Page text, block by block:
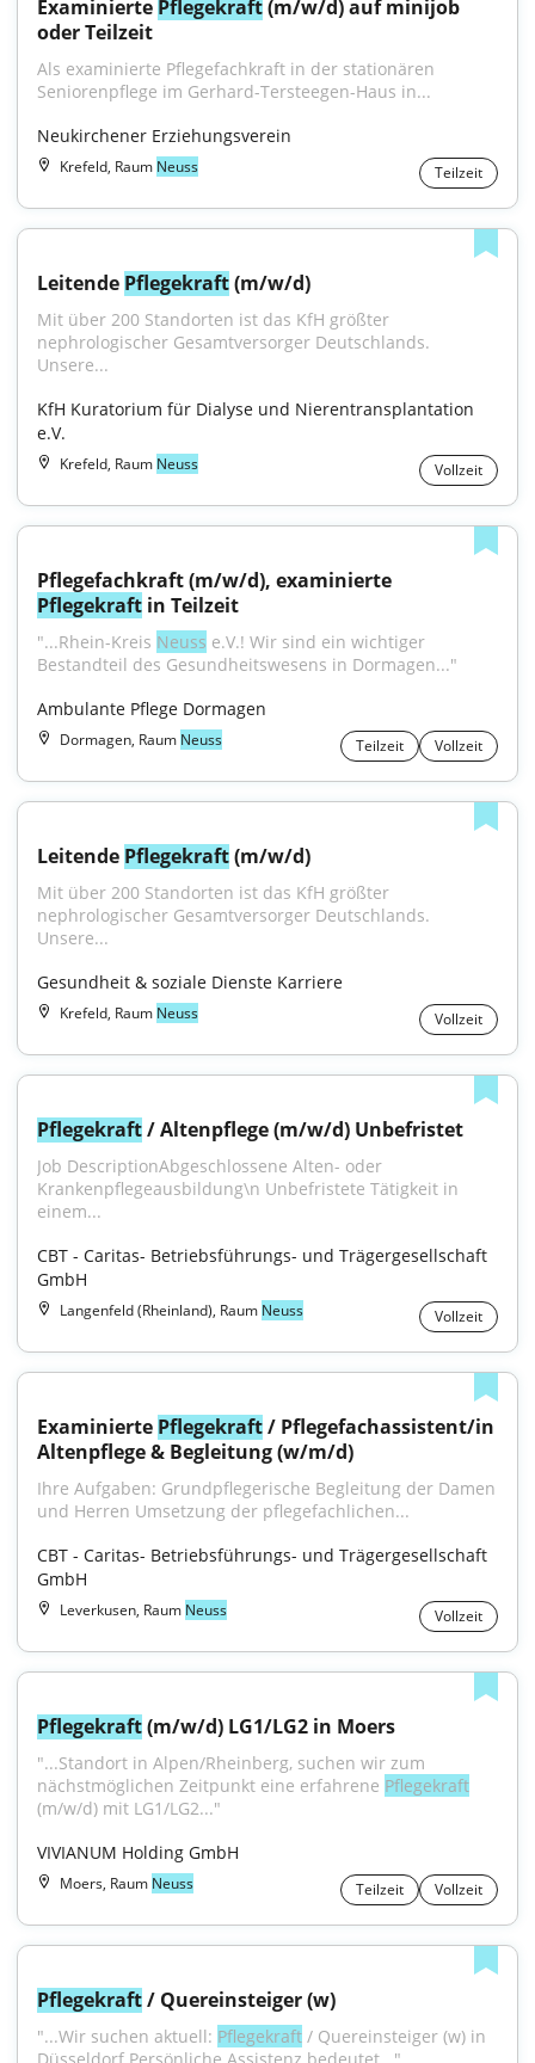
Examinierte Pflegekraft (m/w/d) auf minijob
oder Teilzeit
Als examinierte Pflegefachkraft in der stationären
Seniorenpflege im Gerhard-Tersteegen-Haus in...
Neukirchener Erziehungsverein
Krefeld, Raum Neuss Teilzeit
Leitende Pflegekraft (m/w/d)
Mit über 200 Standorten ist das KfH größter
nephrologischer Gesamtversorger Deutschlands.
Unsere...
KfH Kuratorium für Dialyse und Nierentransplantation
e.V.
Krefeld, Raum Neuss Vollzeit
Pflegekraft in Teilzeit
"...Rhein-Kreis Neuss e.V.! Wir sind ein wichtiger
Bestandteil des Gesundheitswesens in Dormagen..."
Ambulante Pflege Dormagen
Dormagen, Raum Neuss Teilzeit Vollzeit
Leitende Pflegekraft (m/w/d)
Mit über 200 Standorten ist das KfH größter
nephrologischer Gesamtversorger Deutschlands.
Unsere...
Gesundheit & soziale Dienste Karriere
Krefeld, Raum Neuss Vollzeit
Pflegekraft / Altenpflege (m/w/d) Unbefristet
Job DescriptionAbgeschlossene Alten- oder
Krankenpflegeausbildung\n Unbefristete Tätigkeit in
einem...
CBT - Caritas- Betriebsführungs- und Trägergesellschaft
GmbH
Langenfeld (Rheinland), Raum Neuss Vollzeit
Examinierte Pflegekraft / Pflegefachassistent/in
Altenpflege & Begleitung (w/m/d)
Ihre Aufgaben: Grundpflegerische Begleitung der Damen
und Herren Umsetzung der pflegefachlichen...
CBT - Caritas- Betriebsführungs- und Trägergesellschaft
GmbH
Leverkusen, Raum Neuss Vollzeit
Pflegekraft (m/w/d) LG1/LG2 in Moers
"...Standort in Alpen/Rheinberg, suchen wir zum
nächstmöglichen Zeitpunkt eine erfahrene Pflegekraft
(m/w/d) mit LG1/LG2..."
VIVIANUM Holding GmbH
Moers, Raum Neuss Teilzeit Vollzeit
Pflegekraft / Quereinsteiger (w)
"...Wir suchen aktuell: Pflegekraft / Quereinsteiger (w) in